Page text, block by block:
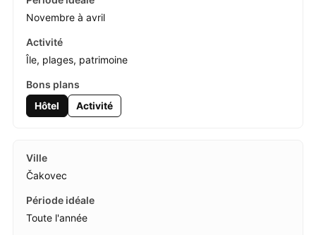
Novembre à avril
Île, plages, patrimoine
Hôtel Activité
Čakovec
Toute l'année